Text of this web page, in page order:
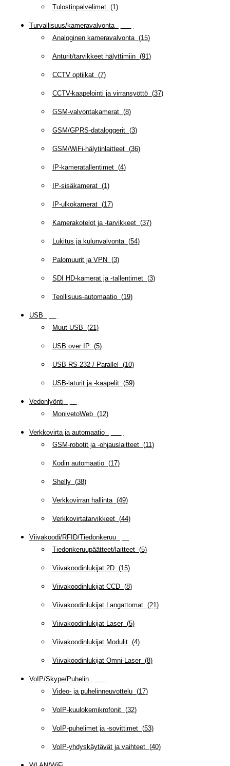
Tulostinpalvelimet(1)
Turvallisuus/kameravalvonta(
Analoginen kameravalvonta(15)
Anturit/tarvikkeet hälyttimiin(91)
CCTV optiikat(7)
CCTV-kaapelointi ja virransyöttö(37)
GSM-valvontakamerat(8)
GSM/GPRS-dataloggerit(3)
GSM/WiFi-hälytinlaitteet(36)
IP-kameratallentimet(4)
IP-sisäkamerat(1)
IP-ulkokamerat(17)
Kamerakotelot ja -tarvikkeet(37)
Lukitus ja kulunvalvonta(54)
Palomuurit ja VPN (3)
SDI HD-kamerat ja -tallentimet(3)
Teollisuus-automaatio(19)
USB
Muut USB (21)
USB over IP (5)
USB RS-232 / Parallel (10)
USB-laturit ja -kaapelit(59)
Vedonlyönti
MonivetoWeb(12)
Verkkovirta ja automaatio(
GSM-robotit ja -ohjauslaitteet(11)
Kodin automaatio(17)
Shelly(38)
Verkkovirran hallinta(49)
Verkkovirtatarvikkeet(44)
Viivakoodi/RFID/Tiedonkeruu(
Tiedonkeruupäätteet/laitteet(5)
Viivakoodinlukijat 2D(15)
Viivakoodinlukijat CCD(8)
Viivakoodinlukijat Langattomat(21)
Viivakoodinlukijat Laser(5)
Viivakoodinlukijat Modulit(4)
Viivakoodinlukijat Omni-Laser(8)
VoIP/Skype/Puhelin(
Video- ja puhelinneuvottelu(17)
VoIP-kuulokemikrofonit(32)
VoIP-puhelimet ja -sovittimet(53)
VoIP-yhdyskäytävät ja vaihteet(40)